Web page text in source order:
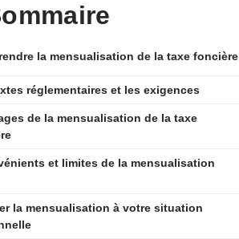
la mensualisation de la taxe foncière
réglementaires et les exigences
de la mensualisation de la taxe
et limites de la mensualisation
la mensualisation à votre situation